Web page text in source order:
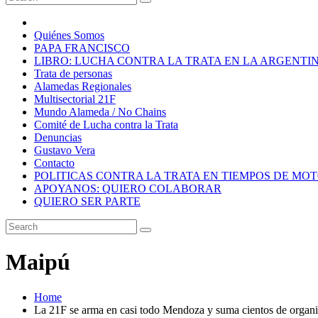
Quiénes Somos
PAPA FRANCISCO
LIBRO: LUCHA CONTRA LA TRATA EN LA
Trata de personas
Alamedas Regionales
Multisectorial 21F
Mundo Alameda / No Chains
Comité de Lucha contra la Trata
Denuncias
Gustavo Vera
Contacto
POLITICAS CONTRA LA TRATA EN TIEMPOS DE
APOYANOS: QUIERO COLABORAR
QUIERO SER PARTE
Maipú
Home
La 21F se arma en casi todo Mendoza y suma cientos de